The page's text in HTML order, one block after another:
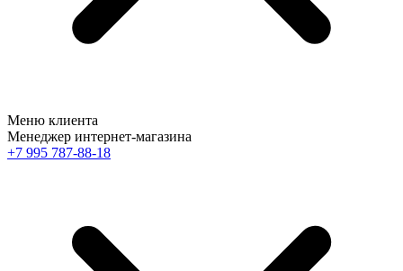
Меню клиента
Менеджер интернет-магазина
+7 995 787-88-18